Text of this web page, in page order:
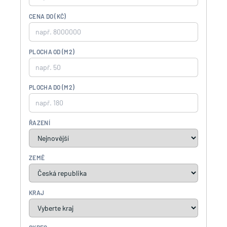
CENA DO (KČ)
PLOCHA OD (M2)
PLOCHA DO (M2)
ŘAZENÍ
ZEMĚ
KRAJ